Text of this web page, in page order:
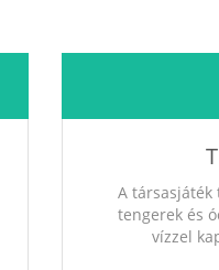
A társasjáték
tengerek és
vízzel